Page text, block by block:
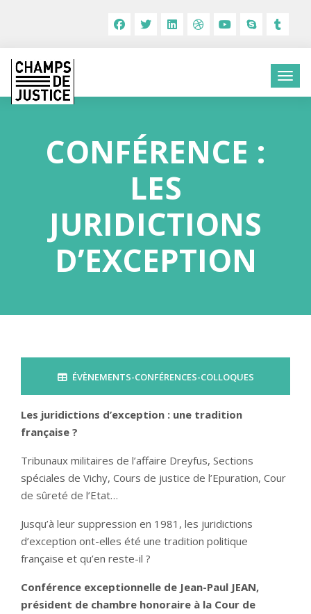
CONFÉRENCE :
LES
JURIDICTIONS
D’EXCEPTION
ÉVÈNEMENTS-CONFÉRENCES-COLLOQUES
Les juridictions d’exception : une tradition
française ?
Tribunaux militaires de l’affaire Dreyfus, Sections
spéciales de Vichy, Cours de justice de l’Epuration, Cour
de sûreté de l’Etat…
Jusqu’à leur suppression en 1981, les juridictions
d’exception ont-elles été une tradition politique
française et qu’en reste-il ?
Conférence exceptionnelle de Jean-Paul JEAN,
président de chambre honoraire à la Cour de